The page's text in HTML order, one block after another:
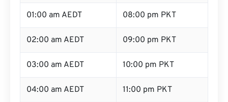
01:00 am AEDT 08:00 pm PKT
02:00 am AEDT 09:00 pm PKT
03:00 am AEDT 10:00 pm PKT
04:00 am AEDT 11:00 pm PKT